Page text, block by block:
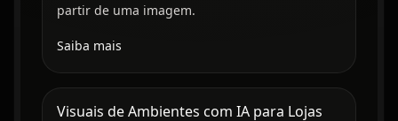
partir de uma imagem.
Saiba mais
Visuais de Ambientes com IA para Lojas